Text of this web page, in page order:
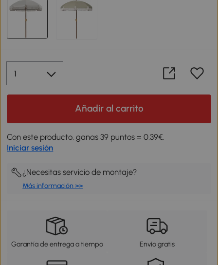
Añadir al carrito
Con este producto, ganas 39 puntos = 0,39€.
Iniciar sesión
¿Necesitas servicio de montaje?
Más información >>
Garantía de entrega a tiempo Envío gratis